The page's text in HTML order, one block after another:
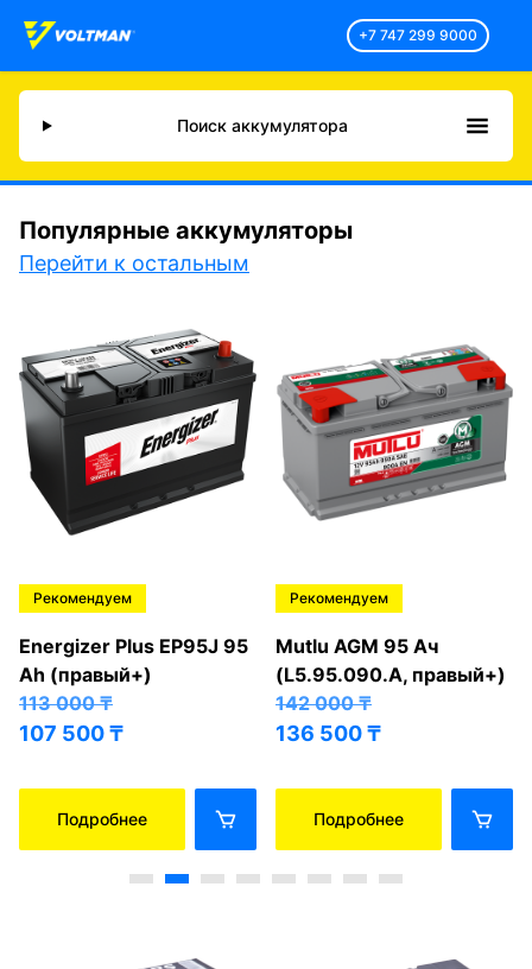
+7 747 299 9000
Поиск аккумулятора
Популярные аккумуляторы
Перейти к остальным
Рекомендуем
Energizer Plus EP95J 95
Ah (правый+)
113 000₸
107 500₸
Подробнее
Рекомендуем
Mutlu AGM 95 Ач
(L5.95.090.A, правый+)
142 000₸
136 500₸
Подробнее